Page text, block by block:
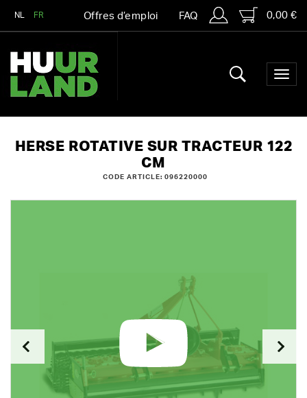
NL FR Offres d’emploi FAQ 0,00 €
HERSE ROTATIVE SUR TRACTEUR 122
CM
CODE ARTICLE: 096220000